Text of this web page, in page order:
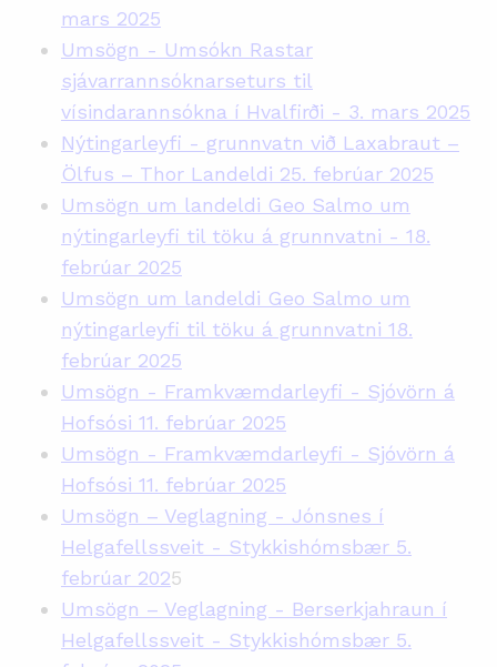
mars 2025
Umsögn - Umsókn Rastar
sjávarrannsóknarseturs til
vísindarannsókna í Hvalfirði - 3. mars 2025
Nýtingarleyfi - grunnvatn við Laxabraut –
Ölfus – Thor Landeldi 25. febrúar 2025
Umsögn um landeldi Geo Salmo um
nýtingarleyfi til töku á grunnvatni - 18.
febrúar 2025
Umsögn um landeldi Geo Salmo um
nýtingarleyfi til töku á grunnvatni 18.
febrúar 2025
Umsögn - Framkvæmdarleyfi - Sjóvörn á
Hofsósi 11. febrúar 2025
Umsögn - Framkvæmdarleyfi - Sjóvörn á
Hofsósi 11. febrúar 2025
Umsögn – Veglagning - Jónsnes í
Helgafellssveit - Stykkishómsbær 5.
febrúar 2025
Umsögn – Veglagning - Berserkjahraun í
Helgafellssveit - Stykkishómsbær 5.